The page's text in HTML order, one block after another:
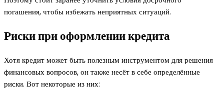
погашения, чтобы избежать неприятных ситуаций.
Риски при оформлении кредита
Хотя кредит может быть полезным инструментом для решения
финансовых вопросов, он также несёт в себе определённые
риски. Вот некоторые из них: